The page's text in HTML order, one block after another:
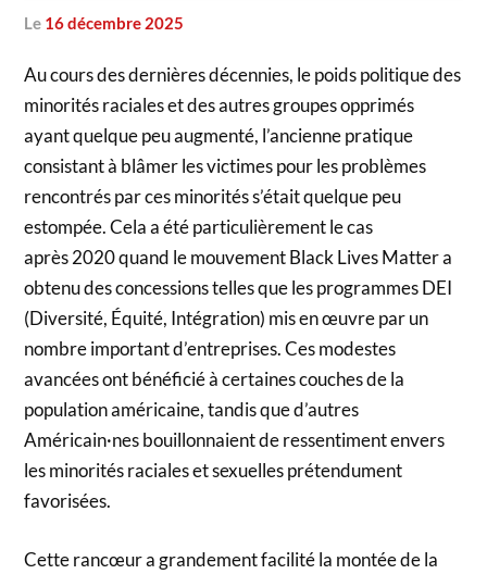
le 16 décembre 2025
Au cours des dernières décennies, le poids politique des
minorités raciales et des autres groupes opprimés
ayant quelque peu augmenté, l’ancienne pratique
consistant à blâmer les victimes pour les problèmes
rencontrés par ces minorités s’était quelque peu
estompée. Cela a été particulièrement le cas
après 2020 quand le mouvement Black Lives Matter a
obtenu des concessions telles que les programmes DEI
(Diversité, Équité, Intégration) mis en œuvre par un
nombre important d’entreprises. Ces modestes
avancées ont bénéficié à certaines couches de la
population américaine, tandis que d’autres
Américain·nes bouillonnaient de ressentiment envers
les minorités raciales et sexuelles prétendument
favorisées.
Cette rancœur a grandement facilité la montée de la